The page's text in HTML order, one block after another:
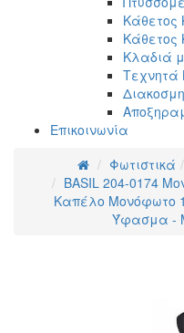
Κάθετος
Κάθετος
Κλαδιά
Επικοινωνία
Φωτιστικά
BASIL 204-0174
Kαπέλο Μονόφωτο
Ύφασμα -